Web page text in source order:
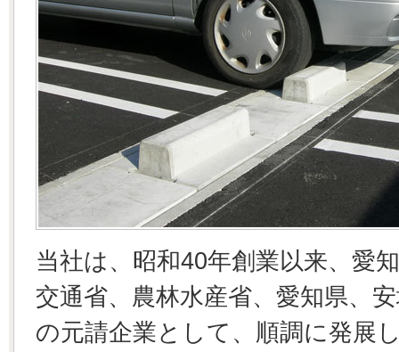
当社は、昭和40年創業以来、愛
交通省、農林水産省、愛知県、
の元請企業として、順調に発